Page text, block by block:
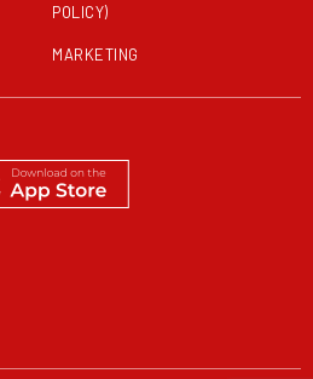
POLICY)
MARKETING